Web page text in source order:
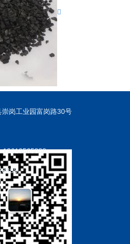
崇岗工业园富岗路30号
13619565888